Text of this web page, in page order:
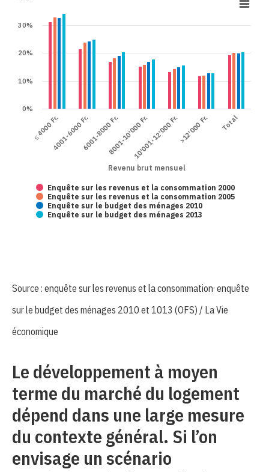
Revenu brut mensuel
Enquête sur les revenus et la consommation 2000
Enquête sur les revenus et la consommation 2005
Enquête sur le budget des ménages 2010
Enquête sur le budget des ménages 2013
≤ 4000 Fr.4001-6000 Fr.6001-8000 Fr.8001-10'000 Fr.10'001-12'000 Fr.>12'000 Fr. Total
0%
10%
20%
30%
Source : enquête sur les revenus et la consommation, enquête
sur le budget des ménages 2010 et 1013 (OFS) / La Vie
économique
Le développement à moyen
terme du marché du logement
dépend dans une large mesure
du contexte général. Si l’on
envisage un scénario